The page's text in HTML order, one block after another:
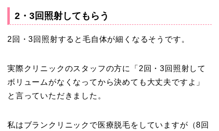
2・3回照射してもらう
2回・3回照射すると毛自体が細くなるそうです。
実際クリニックのスタッフの方に「2回・3回照射して
ボリュームがなくなってから決めても大丈夫ですよ」
と言っていただきました。
私はブランクリニックで医療脱毛をしていますが（8回